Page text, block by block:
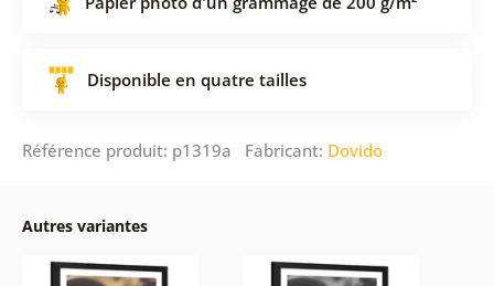
Disponible en quatre tailles
Référence produit: p1319a Fabricant: Dovido
Autres variantes